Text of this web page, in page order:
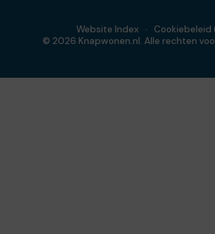
© 2026 Knapwonen.nl. Alle rechten
Website Index Cookiebeleid